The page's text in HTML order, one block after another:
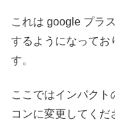
これは google プラ
するようになってお
す。
ここではインパクト
コンに変更してくだ